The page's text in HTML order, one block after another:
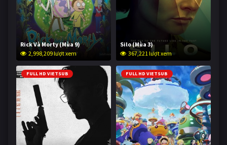
Rick Và Morty (Mùa 9)
2,998,209 lượt xem
Silo (Mùa 3)
367,221 lượt xem
FULL HD VIETSUB FULL HD VIETSUB